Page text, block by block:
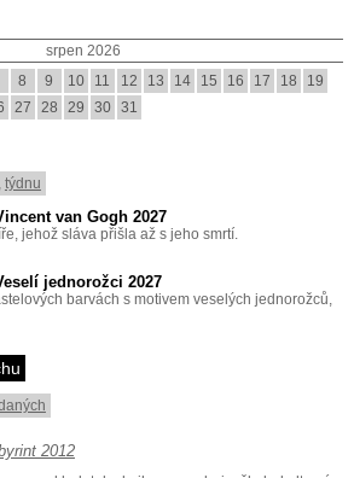
srpen 2026
8 9 10 11 12 13 14 15 16 17 18
19
27 28 29 30 31
, týdnu
van Gogh 2027
jehož sláva přišla až s jeho smrtí.
jednorožci 2027
barvách s motivem veselých jednorožců,